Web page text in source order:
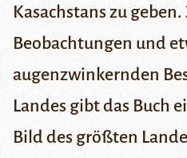
Kasachstans zu
Beobachtungen und
augenzwinkernden
Landes gibt das Buch
Bild des größten